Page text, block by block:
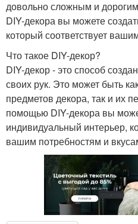
довольно сложным и
DIY-декора вы можете
который соответствует
Что такое DIY-декор?
DIY-декор - это способ
своих рук. Это может быть
предметов декора, так и их
помощью DIY-декора вы
индивидуальный интерьер,
вашим потребностям и